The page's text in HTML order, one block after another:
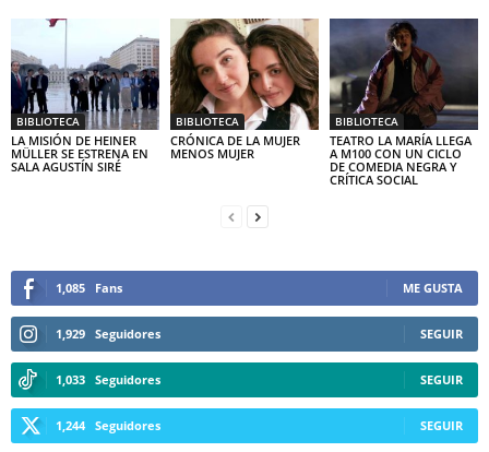
BIBLIOTECA
LA MISIÓN DE HEINER
MÜLLER SE ESTRENA EN
SALA AGUSTÍN SIRÉ
BIBLIOTECA
CRÓNICA DE LA MUJER
MENOS MUJER
BIBLIOTECA
TEATRO LA MARÍA LLEGA
A M100 CON UN CICLO
DE COMEDIA NEGRA Y
CRÍTICA SOCIAL
1,085 Fans ME GUSTA
1,929 Seguidores SEGUIR
1,033 Seguidores SEGUIR
1,244 Seguidores SEGUIR